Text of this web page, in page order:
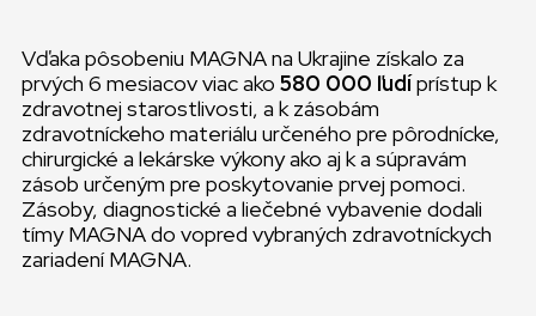
Vďaka pôsobeniu MAGNA na Ukrajine získalo za
prvých 6 mesiacov viac ako 580 000 ľudíprístup k
zdravotnej starostlivosti, a k zásobám
zdravotníckeho materiálu určeného pre pôrodnícke,
chirurgické a lekárske výkony ako aj k a súpravám
zásob určeným pre poskytovanie prvej pomoci.
Zásoby, diagnostické a liečebné vybavenie dodali
tímy MAGNA do vopred vybraných zdravotníckych
zariadení MAGNA.